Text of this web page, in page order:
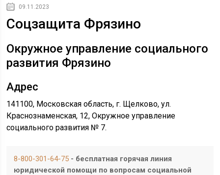
09.11.2023
Соцзащита Фрязино
Окружное управление социального
развития Фрязино
Адрес
141100, Московская область, г. Щелково, ул.
Краснознаменская, 12, Окружное управление
социального развития № 7.
8-800-301-64-75 - бесплатная горячая линия
юридической помощи по вопросам социальной